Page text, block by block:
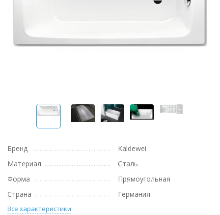
Бренд
Kaldewei
Материал
Сталь
Форма
Прямоугольная
Страна
Германия
Все характеристики